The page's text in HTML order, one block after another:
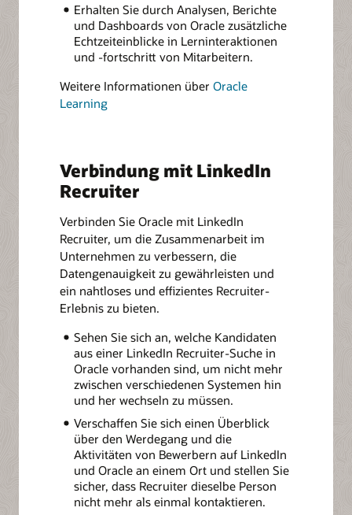
Erhalten Sie durch Analysen, Berichte
und Dashboards von Oracle zusätzliche
Echtzeiteinblicke in Lerninteraktionen
und -fortschritt von Mitarbeitern.
Weitere Informationen über Oracle
Learning
Verbindung mit LinkedIn
Recruiter
Verbinden Sie Oracle mit LinkedIn
Recruiter, um die Zusammenarbeit im
Unternehmen zu verbessern, die
Datengenauigkeit zu gewährleisten und
ein nahtloses und effizientes Recruiter-
Erlebnis zu bieten.
Sehen Sie sich an, welche Kandidaten
aus einer LinkedIn Recruiter-Suche in
Oracle vorhanden sind, um nicht mehr
zwischen verschiedenen Systemen hin
und her wechseln zu müssen.
Verschaffen Sie sich einen Überblick
über den Werdegang und die
Aktivitäten von Bewerbern auf LinkedIn
und Oracle an einem Ort und stellen Sie
sicher, dass Recruiter dieselbe Person
nicht mehr als einmal kontaktieren.